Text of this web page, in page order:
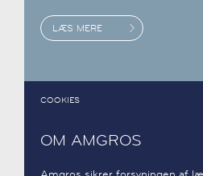
LÆS MERE
COOKIES
OM AMGROS